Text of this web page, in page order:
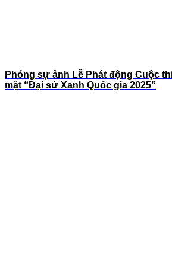
Phóng sự ảnh Lễ Phát động Cuộc
mặt “Đại sứ Xanh Quốc gia 2025”